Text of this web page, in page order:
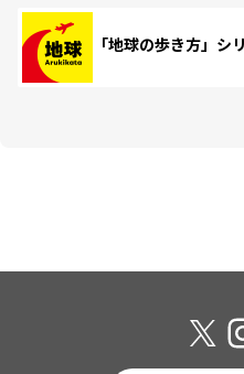
「地球の歩き方」シ